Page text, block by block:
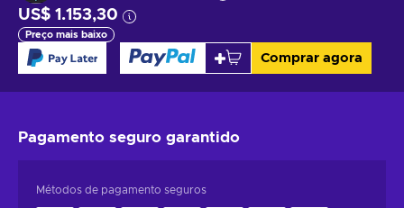
US$ 1.153,30
Preço mais baixo
Comprar agora
Pagamento seguro garantido
Métodos de pagamento seguros